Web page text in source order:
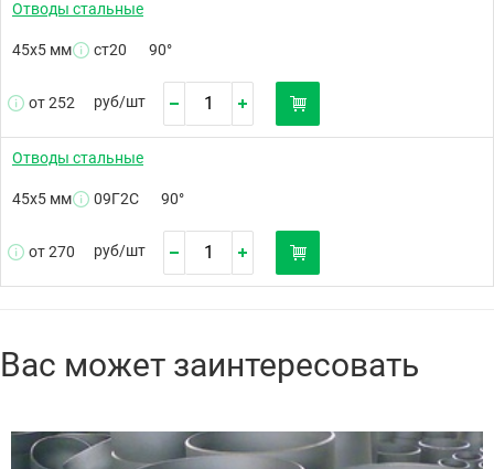
Отводы стальные
45х5 мм ст20 90°
от 252 руб/шт
Отводы стальные
45х5 мм 09Г2С 90°
от 270 руб/шт
Вас может заинтересовать